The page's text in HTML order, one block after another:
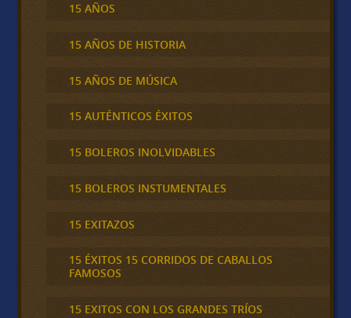
15 AÑOS
15 AÑOS DE HISTORIA
15 AÑOS DE MÚSICA
15 AUTÉNTICOS ÉXITOS
15 BOLEROS INOLVIDABLES
15 BOLEROS INSTUMENTALES
15 EXITAZOS
15 ÉXITOS 15 CORRIDOS DE CABALLOS
FAMOSOS
15 EXITOS CON LOS GRANDES TRÍOS